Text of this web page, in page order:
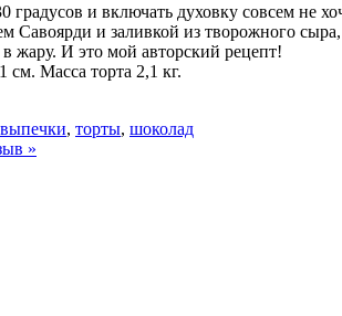
градусов и включать духовку совсем
Савоярди и заливкой из творожного
жару. И это мой авторский рецепт!
см. Масса торта 2,1 кг.
выпечки, торты, шоколад
»